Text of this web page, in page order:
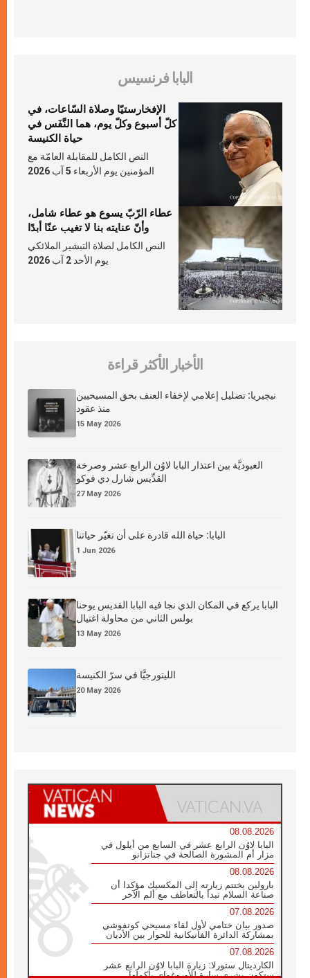
البابا فرنسيس
الإفخارستيّا وصلاة السّاعات، في
كلّ أسبوع وكلّ يوم، هما النَّفَس في
حياة الكنيسة
النص الكامل للمقابلة العامّة مع
المؤمنين يوم الأربعاء 5 آب 2026
عطاء الرّبّ يسوع هو عطاء شامل،
وأنّ عنايته بنا لا تغيب عنّا أبدًا
النص الكامل لصلاة التبشير الملائكي
يوم الأحد 2 آب 2026
الأخبار الأكثر قراءة
نيجيريا: تضليل إعلامي لإخفاء العنف بحق المسيحيين
منذ عقود
15 May 2026
العبوديَّة بين اعتذار البابا لاوُن الرابع عشر وصرخة
القدِّيس شارل دي فوكو
27 May 2026
البابا: حياة الله قادرة على أن تغيّر حياتنا
1 Jun 2026
البابا يركع في المكان الذي نجا فيه البابا القديس يوحنا
بولس الثاني من محاولة اغتيال
13 May 2026
الليتورجيَّا في سرّ الكنيسة
20 May 2026
08.08.2026
البابا لاوُن الرابع عشر في السابع من أيلول في
مزار أم المشورة الصالحة في جناتزانو
08.08.2026
بارولين يختتم زيارته إلى المكسيك مؤكدا أن
صناعة السلام تبدأ بالتعاطف مع ألم الآخر
07.08.2026
صدور بيان ختامي لأول لقاء مسيحي كونفوشي
بمشاركة الدائرة الفاتيكانية للحوار بين الأديان
07.08.2026
الكاردينال ستورلا: زيارة البابا لاوُن الرابع عشر
ستكون بشرى سارة للأوروغواي بأكملها